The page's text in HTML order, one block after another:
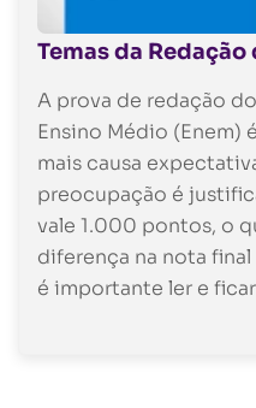
Temas da Redação
A prova de redação
Ensino Médio (Enem)
mais causa
preocupação é
vale 1.000 pontos, o
diferença na nota
é importante ler e